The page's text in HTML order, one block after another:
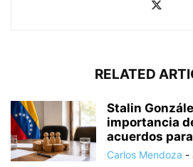
RELATED
Stalin
importancia
acuerdos
Carlos Mendoza -